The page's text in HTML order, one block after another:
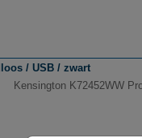
/ USB / zwart
Kensington K72452WW